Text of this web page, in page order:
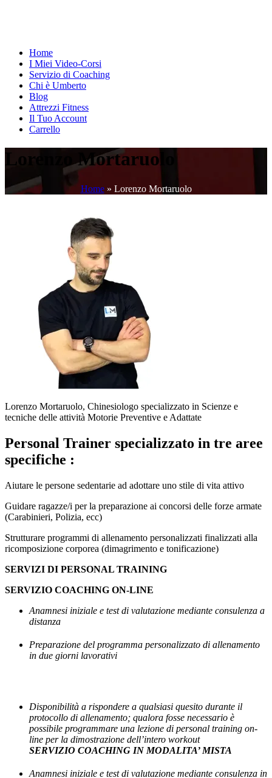
Home
I Miei Video-Corsi
Servizio di Coaching
Chi è Umberto
Blog
Attrezzi Fitness
Il Tuo Account
Carrello
Lorenzo Mortaruolo
Home» Lorenzo Mortaruolo
Lorenzo Mortaruolo, Chinesiologo specializzato in Scienze e
tecniche delle attività Motorie Preventive e Adattate
Personal Trainer specializzato in tre aree
specifiche :
Aiutare le persone sedentarie ad adottare uno stile di vita attivo
Guidare ragazze/i per la preparazione ai concorsi delle forze armate
(Carabinieri, Polizia, ecc)
Strutturare programmi di allenamento personalizzati finalizzati alla
ricomposizione corporea (dimagrimento e tonificazione)
SERVIZI DI PERSONAL TRAINING
SERVIZIO COACHING ON-LINE
Anamnesi iniziale e test di valutazione mediante consulenza a
distanza
Preparazione del programma personalizzato di allenamento
in due giorni lavorativi
Disponibilità a rispondere a qualsiasi quesito durante il
protocollo di allenamento; qualora fosse necessario è
possibile programmare una lezione di personal training on-
line per la dimostrazione dell’intero workout
SERVIZIO COACHING IN MODALITA’ MISTA
Anamnesi iniziale e test di valutazione mediante consulenza in